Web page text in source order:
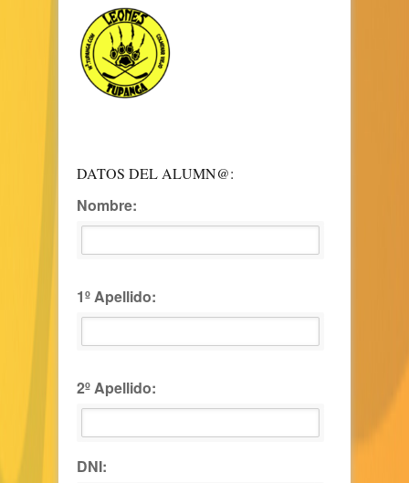
DATOS DEL ALUMN@:
Nombre:
1º Apellido:
2º Apellido:
DNI: